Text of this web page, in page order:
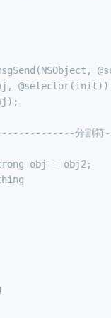
分割
obj = obj2;